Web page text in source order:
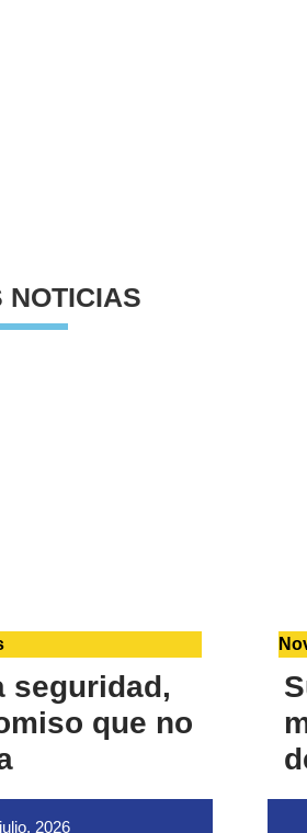
NOTICIAS
seguridad,
que no
2026